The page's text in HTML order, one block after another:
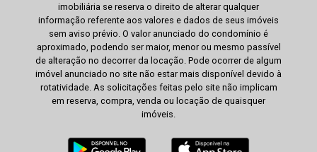
imobiliária se reserva o direito de alterar qualquer
informação referente aos valores e dados de seus imóveis
sem aviso prévio. O valor anunciado do condomínio é
aproximado, podendo ser maior, menor ou mesmo passível
de alteração no decorrer da locação. Pode ocorrer de algum
imóvel anunciado no site não estar mais disponível devido à
rotatividade. As solicitações feitas pelo site não implicam
em reserva, compra, venda ou locação de quaisquer
imóveis.